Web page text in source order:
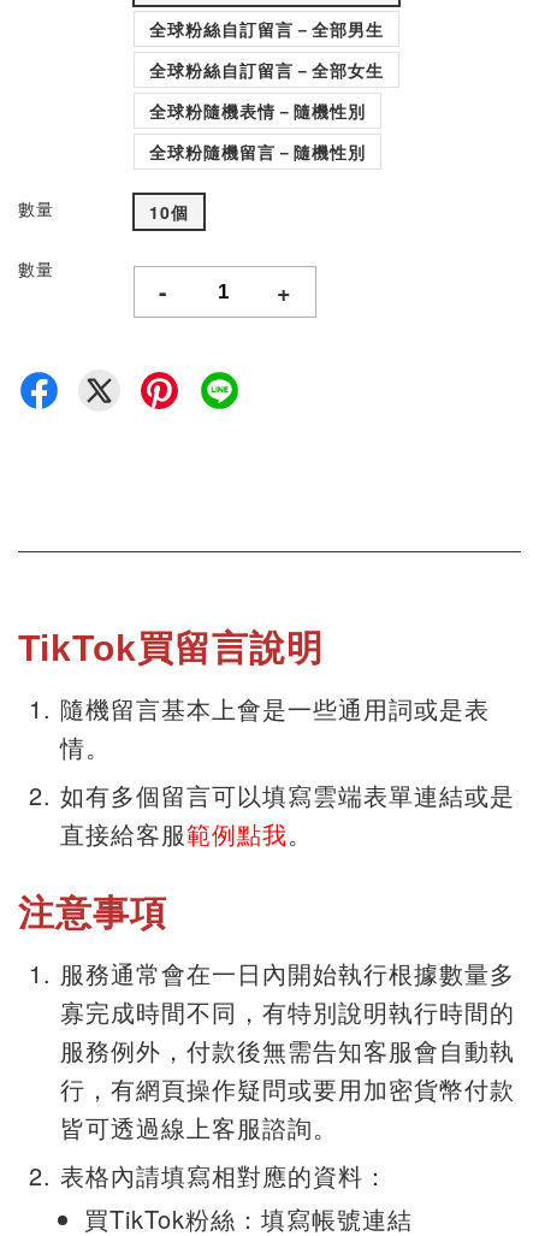
全球粉絲自訂留言－全部男生
全球粉絲自訂留言－全部女生
全球粉隨機表情－隨機性別
全球粉隨機留言－隨機性別
數量 10個
數量
- +
TikTok買留言說明
隨機留言基本上會是一些通用詞或是表
情。
如有多個留言可以填寫雲端表單連結或是
直接給客服範例點我。
注意事項
服務通常會在一日內開始執行根據數量多
寡完成時間不同，有特別說明執行時間的
服務例外，付款後無需告知客服會自動執
行，有網頁操作疑問或要用加密貨幣付款
皆可透過線上客服諮詢。
表格內請填寫相對應的資料：
買TikTok粉絲：填寫帳號連結